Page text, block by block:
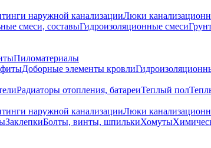
наружной канализацииЛюки
смеси, составыГидроизоляционные смеси
Пиломатериалы
Доборные элементы кровли
Радиаторы отопления, батареиТеплый пол
наружной канализацииЛюки
ЗаклепкиБолты, винты, шпилькиХомуты